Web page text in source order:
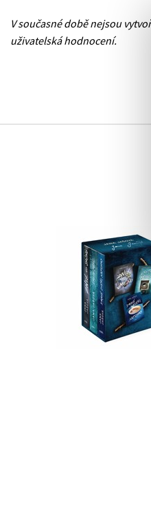
V současné době nejsou
uživatelská hodnocení.
3× Jana Jašová
Jana